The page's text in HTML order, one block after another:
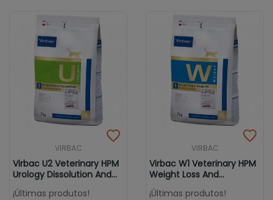
VIRBAC
Virbac U2 Veterinary HPM
Urology Dissolution And...
¡Últimas produtos!
VIRBAC
Virbac W1 Veterinary HPM
Weight Loss And
Diabetes...
¡Últimas produtos!